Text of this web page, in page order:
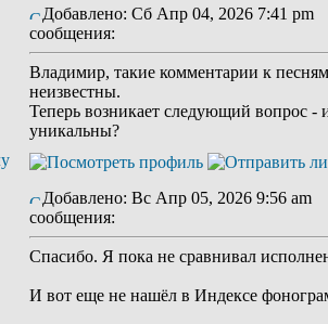
Добавлено: Сб Апр 04, 2026 7:41 pm
сообщения:
Владимир, такие комментарии к
неизвестны.
Теперь возникает следующий вопрос -
уникальны?
Добавлено: Вс Апр 05, 2026 9:56 am
сообщения:
Спасибо. Я пока не сравнивал
И вот еще не нашëл в Индексе